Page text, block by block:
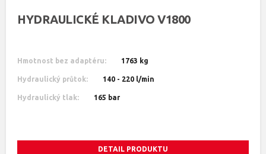
HYDRAULICKÉ KLADIVO V1800
Hmotnost bez adaptéru: 1763 kg
Hydraulický průtok: 140 - 220 l/min
Hydraulický tlak: 165 bar
DETAIL PRODUKTU